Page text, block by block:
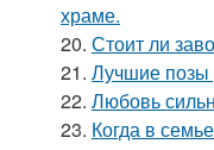
храме.
20. Стоит ли
21. Лучшие позы
22. Любовь
23. Когда в